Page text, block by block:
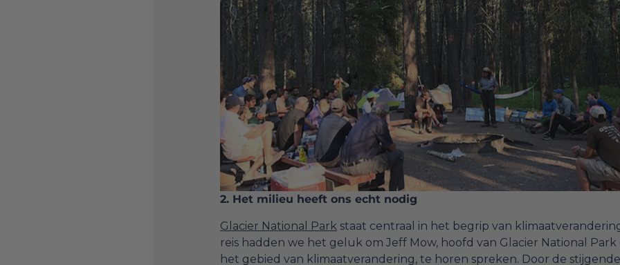
2. Het milieu heeft ons echt nodig
Glacier National Park staat centraal in het begrip van
reis hadden we het geluk om Jeff Mow, hoofd van Glacier National
het gebied van klimaatverandering, te horen spreken. Door de